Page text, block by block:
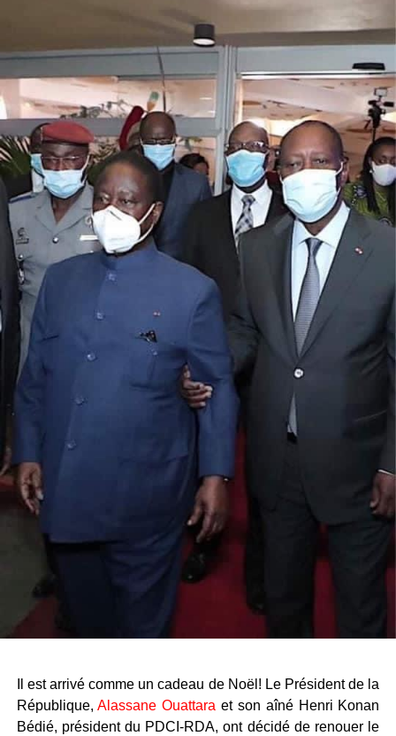
Il est arrivé comme un cadeau de Noël! Le Président de la
République,Alassane Ouattara et son aîné Henri Konan
Bédié, président du PDCI-RDA, ont décidé de renouer le